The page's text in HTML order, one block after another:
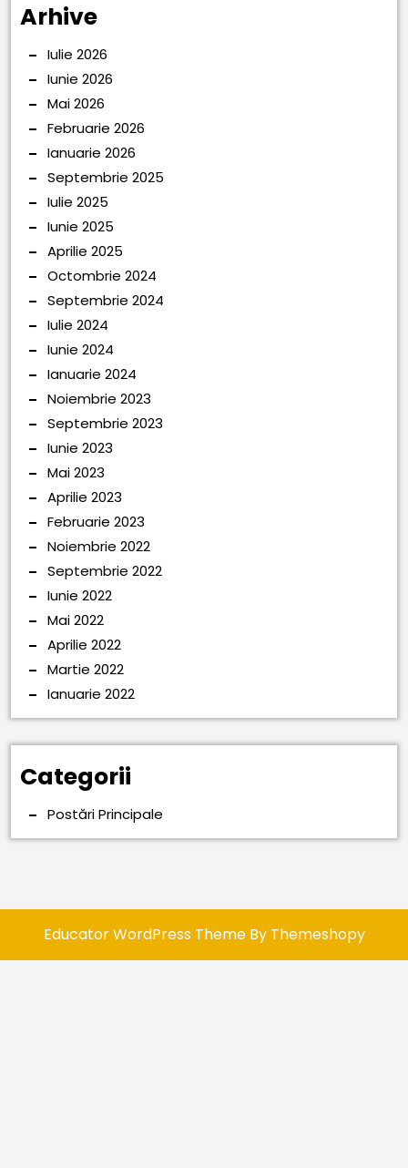
Arhive
Iulie 2026
Iunie 2026
Mai 2026
Februarie 2026
Ianuarie 2026
Septembrie 2025
Iulie 2025
Iunie 2025
Aprilie 2025
Octombrie 2024
Septembrie 2024
Iulie 2024
Iunie 2024
Ianuarie 2024
Noiembrie 2023
Septembrie 2023
Iunie 2023
Mai 2023
Aprilie 2023
Februarie 2023
Noiembrie 2022
Septembrie 2022
Iunie 2022
Mai 2022
Aprilie 2022
Martie 2022
Ianuarie 2022
Categorii
Postări Principale
Educator WordPress ThemeBy Themeshopy